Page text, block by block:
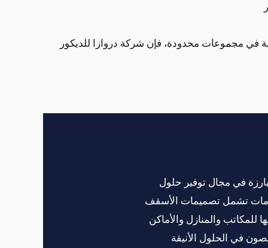
في مجموعات محدودة، فإن شركة دروازا للديكور
في مجال توفير حلول
تشمل تصميمات الأسقف
للمكاتب والمنازل والأماكن
في الحلول الأنيقة